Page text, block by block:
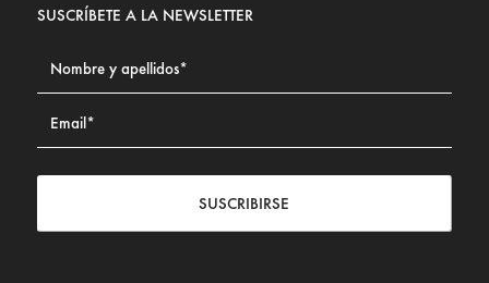
SUSCRÍBETE A LA NEWSLETTER
SUSCRIBIRSE